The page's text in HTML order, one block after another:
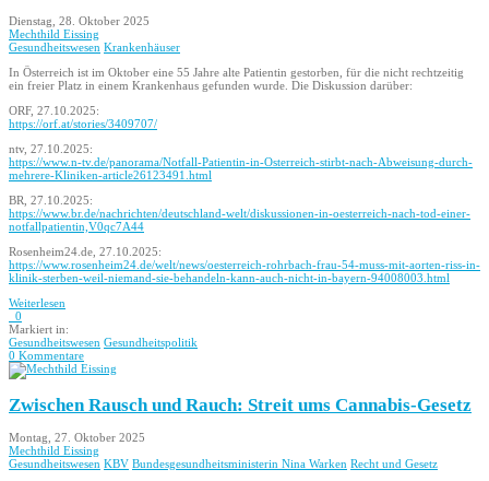
Dienstag, 28. Oktober 2025
Mechthild Eissing
Gesundheitswesen Krankenhäuser
In Österreich ist im Oktober eine 55 Jahre alte Patientin gestorben, für die nicht rechtzeitig
ein freier Platz in einem Krankenhaus gefunden wurde. Die Diskussion darüber:
ORF, 27.10.2025:
https://orf.at/stories/3409707/
ntv, 27.10.2025:
https://www.n-tv.de/panorama/Notfall-Patientin-in-Osterreich-stirbt-nach-Abweisung-durch-
mehrere-Kliniken-article26123491.html
BR, 27.10.2025:
https://www.br.de/nachrichten/deutschland-welt/diskussionen-in-oesterreich-nach-tod-einer-
notfallpatientin,V0qc7A44
Rosenheim24.de, 27.10.2025:
https://www.rosenheim24.de/welt/news/oesterreich-rohrbach-frau-54-muss-mit-aorten-riss-in-
klinik-sterben-weil-niemand-sie-behandeln-kann-auch-nicht-in-bayern-94008003.html
Weiterlesen
0
Markiert in:
Gesundheitswesen Gesundheitspolitik
0 Kommentare
Zwischen Rausch und Rauch: Streit ums Cannabis-Gesetz
Montag, 27. Oktober 2025
Mechthild Eissing
Gesundheitswesen KBV Bundesgesundheitsministerin Nina Warken Recht und Gesetz